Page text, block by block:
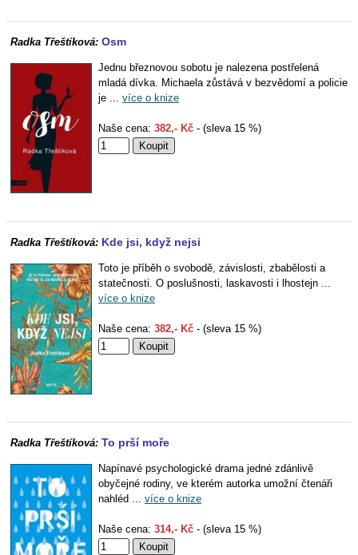
Radka Třeštíková: Osm
Jednu březnovou sobotu je nalezena postřelená
mladá dívka. Michaela zůstává v bezvědomí a policie
je ... více o knize
Naše cena: 382,- Kč - (sleva 15 %)
Radka Třeštíková: Kde jsi, když nejsi
Toto je příběh o svobodě, závislosti, zbabělosti a
statečnosti. O poslušnosti, laskavosti i lhostejn ...
více o knize
Naše cena: 382,- Kč - (sleva 15 %)
Radka Třeštíková: To prší moře
Napínavé psychologické drama jedné zdánlivě
obyčejné rodiny, ve kterém autorka umožní čtenáři
nahléd ... více o knize
Naše cena: 314,- Kč - (sleva 15 %)